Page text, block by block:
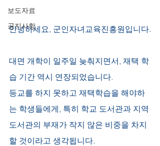
보도자료
공지사항
안녕하세요, 군인자녀교육진흥원입니다.
대면 개학이 일주일 늦춰지면서, 재택 학
습 기간 역시 연장되었습니다.
등교를 하지 못하고 재택학습을 해야하
는 학생들에게, 특히 학교 도서관과 지역
도서관의 부재가 작지 않은 비중을 차지
할 것이라고 생각됩니다.